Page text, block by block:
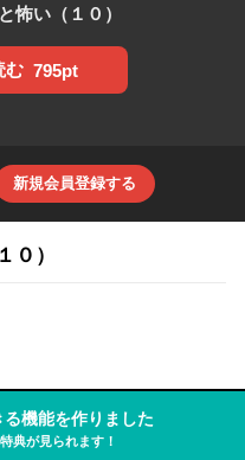
怖い（１０）
む 795pt
新規会員登録する
０）
機能を作りました
典が見られます！